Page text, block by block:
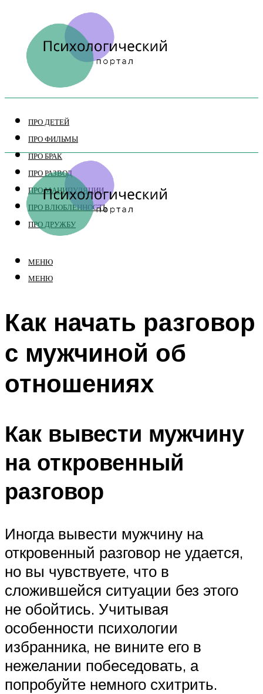
ПРО ДЕТЕЙ
ПРО ФИЛЬМЫ
ПРО БРАК
ПРО РАЗВОД
ПРО МАНИПУЛЯЦИИ
ПРО ВЛЮБЛЕННОСТЬ
ПРО ДРУЖБУ
МЕНЮ
МЕНЮ
Как начать разговор
с мужчиной об
отношениях
Как вывести мужчину
на откровенный
разговор
Иногда вывести мужчину на
откровенный разговор не удается,
но вы чувствуете, что в
сложившейся ситуации без этого
не обойтись. Учитывая
особенности психологии
избранника, не вините его в
нежелании побеседовать, а
попробуйте немного схитрить.